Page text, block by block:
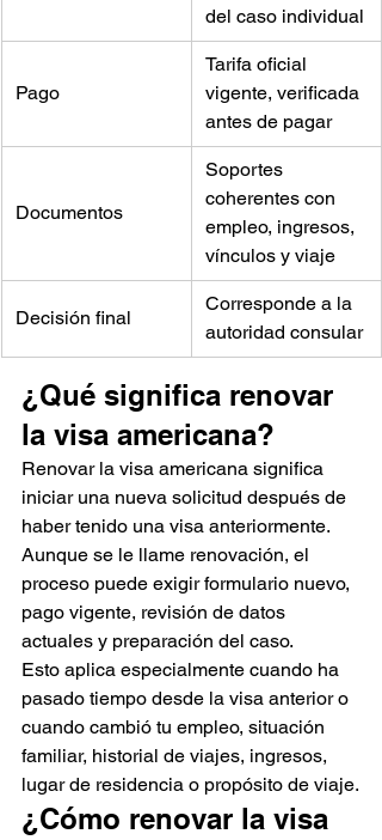
del caso individual
Pago
Tarifa oficial
vigente, verificada
antes de pagar
Documentos
Soportes
coherentes con
empleo, ingresos,
vínculos y viaje
Decisión final
Corresponde a la
autoridad consular
¿Qué significa renovar
la visa americana?
Renovar la visa americana significa
iniciar una nueva solicitud después de
haber tenido una visa anteriormente.
Aunque se le llame renovación, el
proceso puede exigir formulario nuevo,
pago vigente, revisión de datos
actuales y preparación del caso.
Esto aplica especialmente cuando ha
pasado tiempo desde la visa anterior o
cuando cambió tu empleo, situación
familiar, historial de viajes, ingresos,
lugar de residencia o propósito de viaje.
¿Cómo renovar la visa